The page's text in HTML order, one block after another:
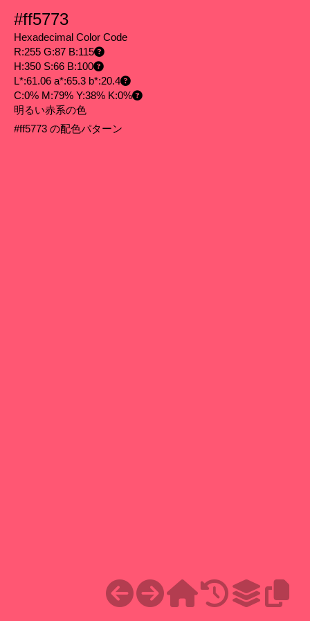
#ff5773
Hexadecimal Color Code
R:255 G:87 B:115
H:350 S:66 B:100
L*:61.06 a*:65.3 b*:20.4
C:0% M:79% Y:38% K:0%
明るい赤系の色
#ff5773 の配色パターン